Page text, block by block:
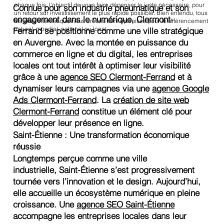
chaque fois, l'objectif de vous faire dépenser le juste nécessaire, pour
un retour sur investissement le plus rapide possible. Bien entendu, tous
les sites internet que nous créons sont optimisés pour le référencement
naturel, mondial, national ou local.
Connue pour son industrie pneumatique et son
engagement dans le numérique, Clermont-
Ferrand se positionne comme une ville stratégique
en Auvergne. Avec la montée en puissance du
commerce en ligne et du digital, les entreprises
locales ont tout intérêt à optimiser leur visibilité
grâce à uneagence SEO Clermont-Ferrand et à
dynamiser leurs campagnes via uneagence Google
Ads Clermont-Ferrand. Lacréation de site web
Clermont-Ferrand constitue un élément clé pour
développer leur présence en ligne.
Saint-Étienne : Une transformation économique
réussie
Longtemps perçue comme une ville
industrielle, Saint-Étienne s’est progressivement
tournée vers l’innovation et le design. Aujourd’hui,
elle accueille un écosystème numérique en pleine
croissance. Uneagence SEO Saint-Étienne
accompagne les entreprises locales dans leur